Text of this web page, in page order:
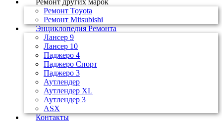
Ремонт других марок
Ремонт Toyota
Ремонт Mitsubishi
Энциклопедия Ремонта
Лансер 9
Лансер 10
Паджеро 4
Паджеро Спорт
Паджеро 3
Аутлендер
Аутлендер ХL
Аутлендер 3
ASX
Контакты